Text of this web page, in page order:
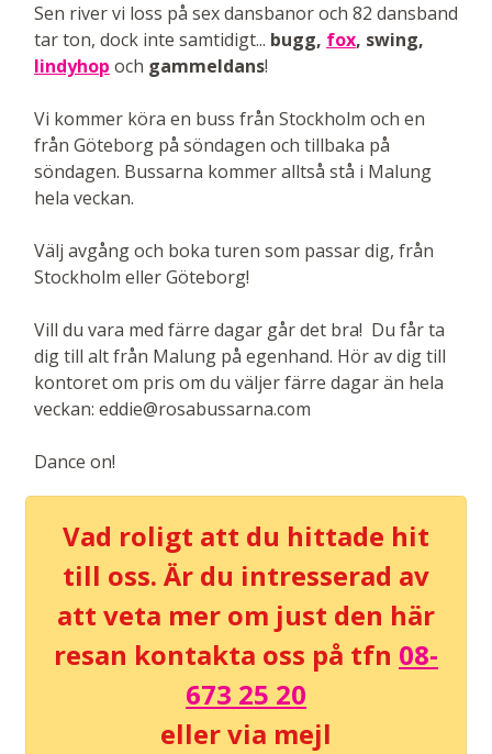
Sen river vi loss på sex dansbanor och 82 dansband
tar ton, dock inte samtidigt... bugg, fox, swing,
lindyhop och gammeldans!
Vi kommer köra en buss från Stockholm och en
från Göteborg på söndagen och tillbaka på
söndagen. Bussarna kommer alltså stå i Malung
hela veckan.
Välj avgång och boka turen som passar dig, från
Stockholm eller Göteborg!
Vill du vara med färre dagar går det bra! Du får ta
dig till alt från Malung på egenhand. Hör av dig till
kontoret om pris om du väljer färre dagar än hela
veckan: eddie@rosabussarna.com
Dance on!
Vad roligt att du hittade hit
till oss. Är du intresserad av
att veta mer om just den här
resan kontakta oss på tfn 08-
673 25 20
eller via mejl